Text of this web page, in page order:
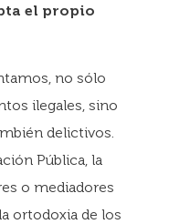
el propio
no sólo
ilegales, sino
delictivos.
Pública, la
o mediadores
ortodoxia de los